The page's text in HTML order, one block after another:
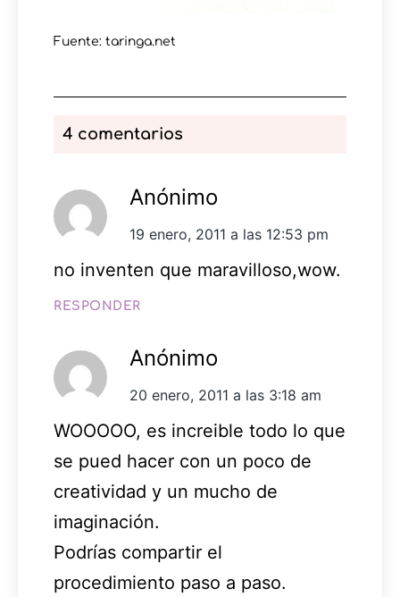
Fuente: taringa.net
4 comentarios
Anónimo
19 enero, 2011 a las 12:53 pm
no inventen que maravilloso,wow.
RESPONDER
Anónimo
20 enero, 2011 a las 3:18 am
WOOOOO, es increible todo lo que
se pued hacer con un poco de
creatividad y un mucho de
imaginación.
Podrías compartir el
procedimiento paso a paso.